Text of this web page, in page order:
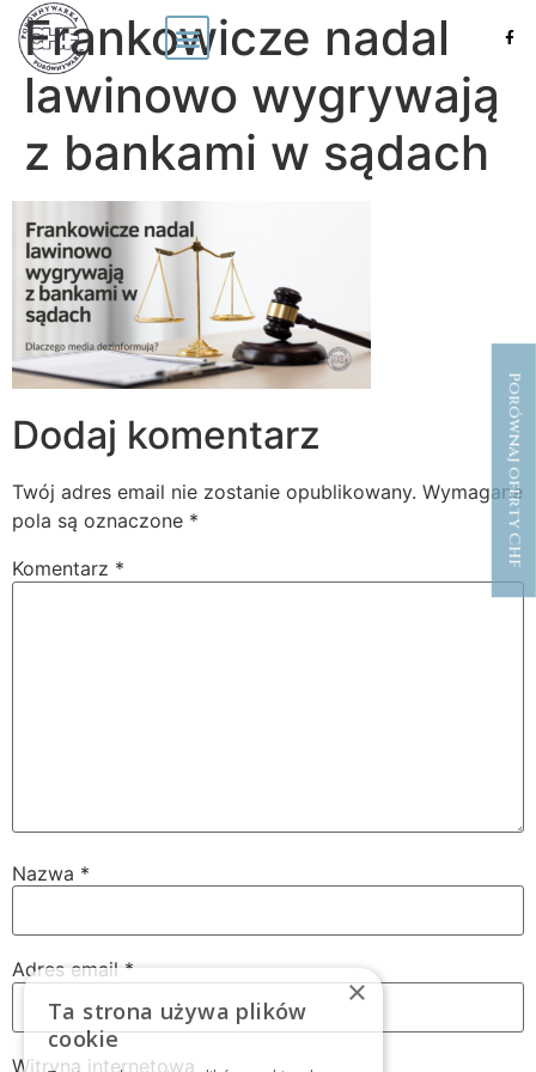
Porównaj oferty CHF
Frankowicze nadal
lawinowo wygrywają
z bankami w sądach
Dodaj komentarz
Twój adres email nie zostanie opublikowany. Wymagane
pola są oznaczone *
Komentarz *
Nazwa *
Adres email *
Witryna internetowa
×
Ta strona używa plików
cookie